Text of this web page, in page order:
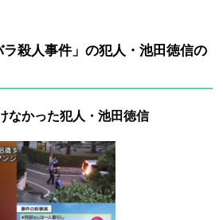
ラ殺人事件」の犯人・池田徳信の
なかった犯人・ 池田徳信